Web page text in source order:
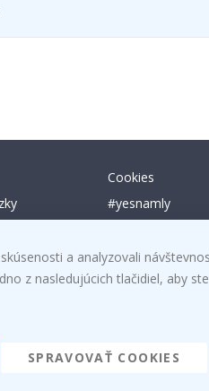
Cookies
#yesnamly
Pokyny
Inspiration
a analyzovali
z nasledujúcich tlačidiel, aby
SPRAVOVAŤ COOKIES